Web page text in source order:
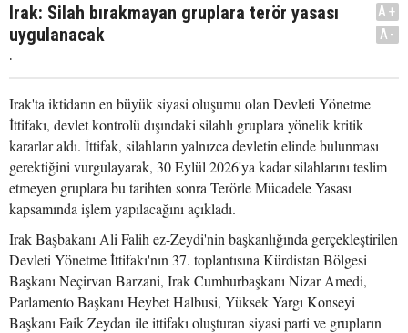
Irak: Silah bırakmayan gruplara terör yasası
uygulanacak
.
A+
A-
Irak'ta iktidarın en büyük siyasi oluşumu olan Devleti Yönetme
İttifakı, devlet kontrolü dışındaki silahlı gruplara yönelik kritik
kararlar aldı. İttifak, silahların yalnızca devletin elinde bulunması
gerektiğini vurgulayarak, 30 Eylül 2026'ya kadar silahlarını teslim
etmeyen gruplara bu tarihten sonra Terörle Mücadele Yasası
kapsamında işlem yapılacağını açıkladı.
Irak Başbakanı Ali Falih ez-Zeydi'nin başkanlığında gerçekleştirilen
Devleti Yönetme İttifakı'nın 37. toplantısına Kürdistan Bölgesi
Başkanı Neçirvan Barzani, Irak Cumhurbaşkanı Nizar Amedi,
Parlamento Başkanı Heybet Halbusi, Yüksek Yargı Konseyi
Başkanı Faik Zeydan ile ittifakı oluşturan siyasi parti ve grupların